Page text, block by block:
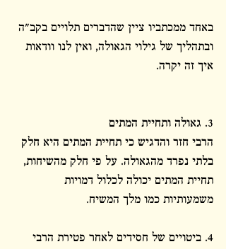
באחד ממכתביו ציין שהדברים תלויים בקב"ה
ובתהליך של גילוי הגאולה, ואין לנו וודאות
איך זה יקרה.
3. גאולה ותחיית המתים
הרבי חזר והדגיש כי תחיית המתים היא חלק
בלתי נפרד מהגאולה. על פי חלק מהשיחות,
תחיית המתים יכולה לכלול דמויות
משמעותיות כמו מלך המשיח.
4. ביטויים של חסידים לאחר פטירת הרבי